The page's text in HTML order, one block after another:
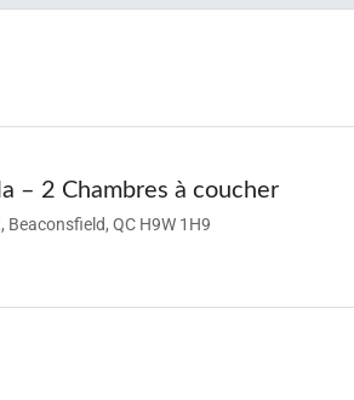
– 2 Chambres à coucher
Beaconsfield, QC H9W 1H9